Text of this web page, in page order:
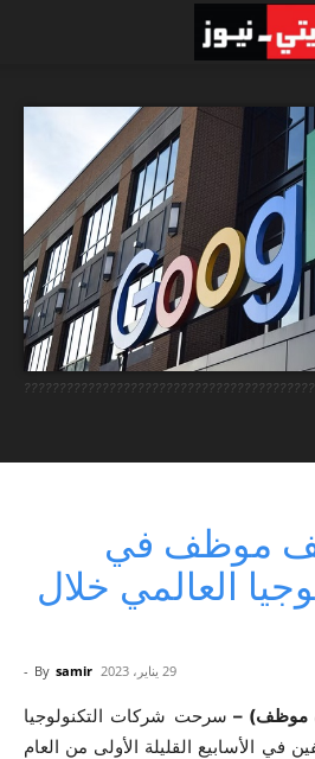
68 ألف موظف في
العالمي خلال
By samir
- 29 يناير، 2023
سرحت شركات التكنولوجيا
في الأسابيع القليلة الأولى من العام